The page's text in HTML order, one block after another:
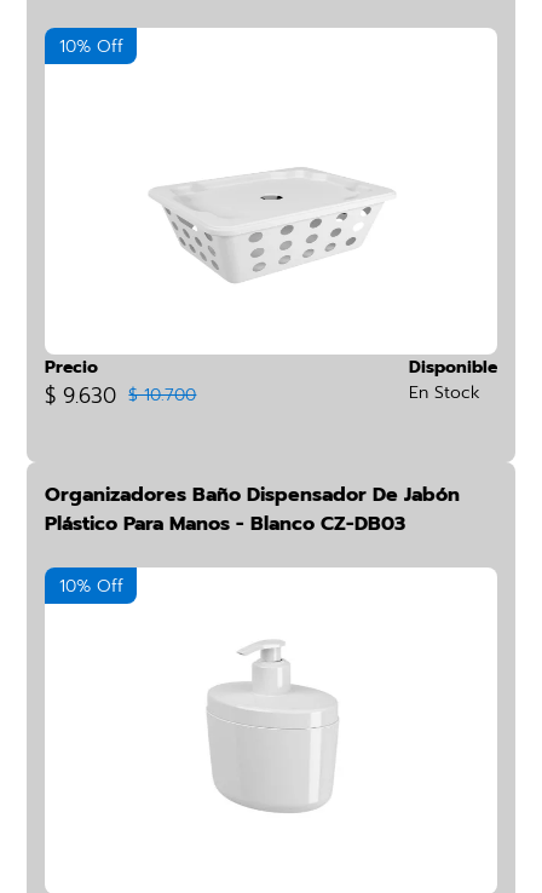
10% Off
Precio
$ 9.630 $ 10.700
Disponible
En Stock
Organizadores Baño Dispensador De Jabón
Plástico Para Manos - Blanco CZ-DB03
10% Off